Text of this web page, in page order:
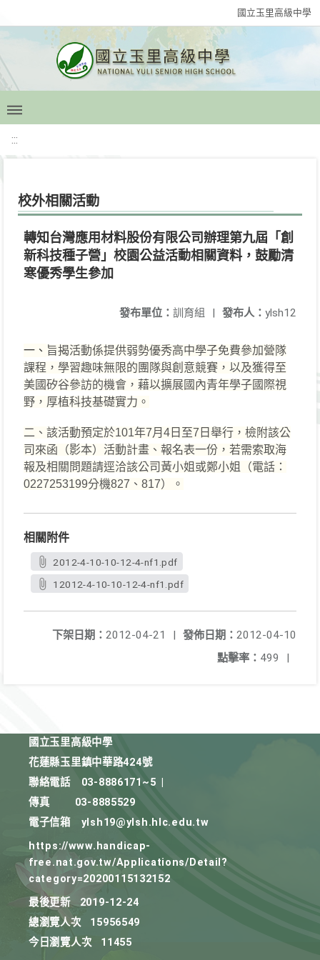
國立玉里高級中學
:::
校外相關活動
轉知台灣應用材料股份有限公司辦理第九屆「創
新科技種子營」校園公益活動相關資料，鼓勵清
寒優秀學生參加
發布人： ylsh12
發布單位： 訓育組 |
一、 旨揭活動係提供弱勢優秀高中學子免費參加營隊
課程，學習趣味無限的團隊與創意競賽，以及獲得至
美國矽谷參訪的機會，藉以擴展國內青年學子國際視
野，厚植科技基礎實力。
二、該活動預定於101年7月4日至7日舉行，檢附該公
司來函（影本）活動計畫、報名表一份，若需索取海
報及相關問題請逕洽該公司黃小姐或鄭小姐（電話：
0227253199分機827、817）。
相關附件
2012-4-10-10-12-4-nf1.pdf
12012-4-10-10-12-4-nf1.pdf
發佈日期： 2012-04-10
下架日期： 2012-04-21
|
點擊率： 499 |
國立玉里高級中學
花蓮縣玉里鎮中華路424號
聯絡電話
03-8886171~5
傳真
03-8885529
電子信箱
ylsh19@ylsh.hlc.edu.tw
https://www.handicap-
free.nat.gov.tw/Applications/Detail?
category=20200115132152
最後更新
2019-12-24
總瀏覽人次
15956549
今日瀏覽人次
11455